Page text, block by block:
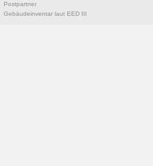
Postpartner
Gebäudeinventar laut EED III